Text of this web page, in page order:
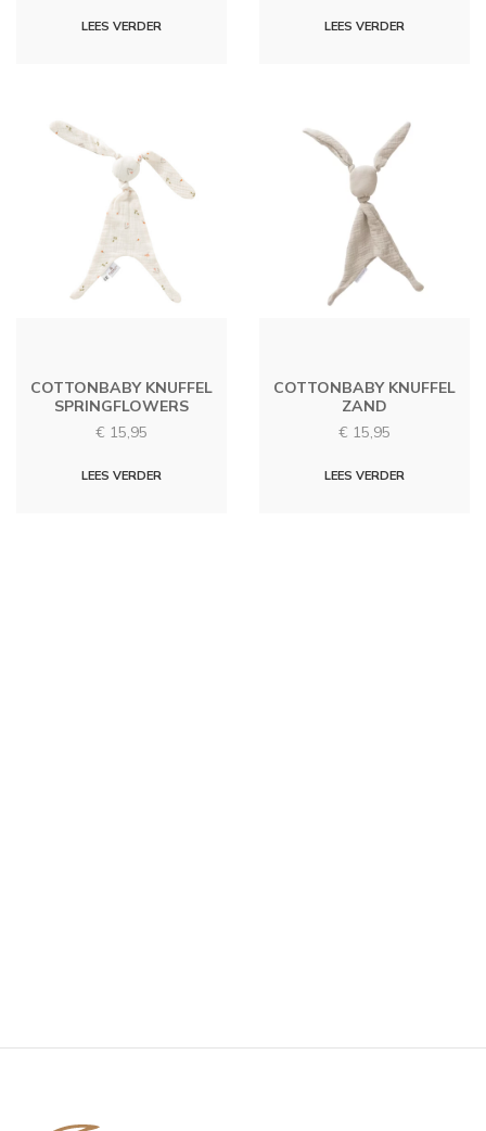
LEES VERDER LEES VERDER
COTTONBABY KNUFFEL
SPRINGFLOWERS
€ 15,95
LEES VERDER
COTTONBABY KNUFFEL
ZAND
€ 15,95
LEES VERDER